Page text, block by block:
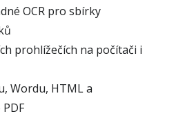
OCR pro sbírky
prohlížečích na počítači i
Wordu, HTML a